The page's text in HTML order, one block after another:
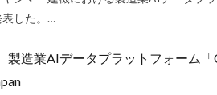
表した。…
製造業AIデータプラットフォーム